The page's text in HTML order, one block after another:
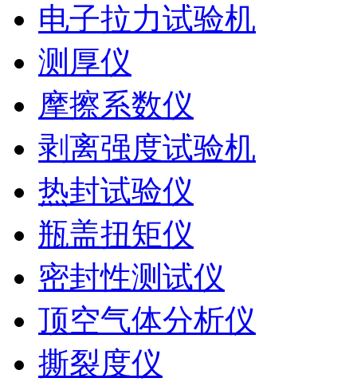
电子拉力试验机
测厚仪
摩擦系数仪
剥离强度试验机
热封试验仪
瓶盖扭矩仪
密封性测试仪
顶空气体分析仪
撕裂度仪